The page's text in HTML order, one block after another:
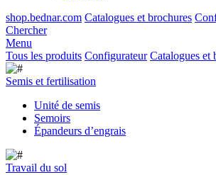
shop.bednar.com Catalogues et brochures
Chercher
Menu
Tous les produits Configurateur Catalogues et
Semis et fertilisation
Unité de semis
Semoirs
Épandeurs d’engrais
Travail du sol